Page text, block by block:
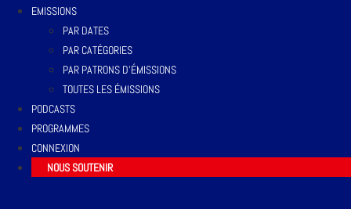
EMISSIONS
PAR DATES
PAR CATÉGORIES
PAR PATRONS D’ÉMISSIONS
TOUTES LES ÉMISSIONS
PODCASTS
PROGRAMMES
CONNEXION
NOUS SOUTENIR